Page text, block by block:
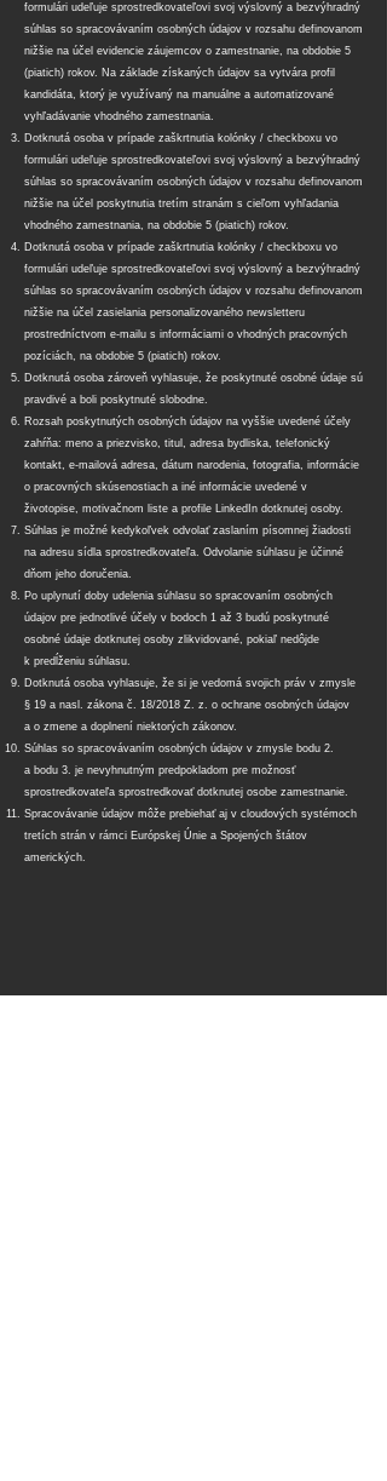
formulári udeľuje sprostredkovateľovi svoj výslovný a bezvýhradný
súhlas so spracovávaním osobných údajov v rozsahu definovanom
nižšie na účel evidencie záujemcov o zamestnanie, na obdobie 5
(piatich) rokov. Na základe získaných údajov sa vytvára profil
kandidáta, ktorý je využívaný na manuálne a automatizované
vyhľadávanie vhodného zamestnania.
Dotknutá osoba v prípade zaškrtnutia kolónky / checkboxu vo
formulári udeľuje sprostredkovateľovi svoj výslovný a bezvýhradný
súhlas so spracovávaním osobných údajov v rozsahu definovanom
nižšie na účel poskytnutia tretím stranám s cieľom vyhľadania
vhodného zamestnania, na obdobie 5 (piatich) rokov.
Dotknutá osoba v prípade zaškrtnutia kolónky / checkboxu vo
formulári udeľuje sprostredkovateľovi svoj výslovný a bezvýhradný
súhlas so spracovávaním osobných údajov v rozsahu definovanom
nižšie na účel zasielania personalizovaného newsletteru
prostredníctvom e-mailu s informáciami o vhodných pracovných
pozíciách, na obdobie 5 (piatich) rokov.
Dotknutá osoba zároveň vyhlasuje, že poskytnuté osobné údaje sú
pravdivé a boli poskytnuté slobodne.
Rozsah poskytnutých osobných údajov na vyššie uvedené účely
zahŕňa: meno a priezvisko, titul, adresa bydliska, telefonický
kontakt, e-mailová adresa, dátum narodenia, fotografia, informácie
o pracovných skúsenostiach a iné informácie uvedené v
životopise, motivačnom liste a profile LinkedIn dotknutej osoby.
Súhlas je možné kedykoľvek odvolať zaslaním písomnej žiadosti
na adresu sídla sprostredkovateľa. Odvolanie súhlasu je účinné
dňom jeho doručenia.
Po uplynutí doby udelenia súhlasu so spracovaním osobných
údajov pre jednotlivé účely v bodoch 1 až 3 budú poskytnuté
osobné údaje dotknutej osoby zlikvidované, pokiaľ nedôjde
k predĺženiu súhlasu.
Dotknutá osoba vyhlasuje, že si je vedomá svojich práv v zmysle
§ 19 a nasl. zákona č. 18/2018 Z. z. o ochrane osobných údajov
a o zmene a doplnení niektorých zákonov.
Súhlas so spracovávaním osobných údajov v zmysle bodu 2.
a bodu 3. je nevyhnutným predpokladom pre možnosť
sprostredkovateľa sprostredkovať dotknutej osobe zamestnanie.
Spracovávanie údajov môže prebiehať aj v cloudových systémoch
tretích strán v rámci Európskej Únie a Spojených štátov
amerických.